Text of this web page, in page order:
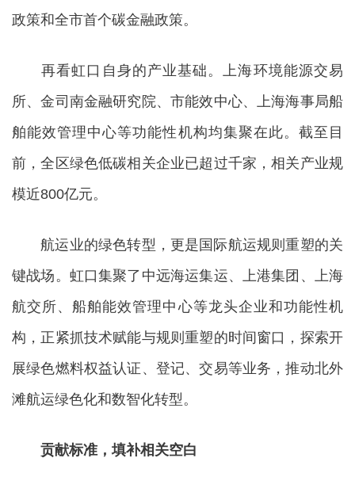
政策和全市首个碳金融政策。
再看虹口自身的产业基础。上海环境能源交易
所、金司南金融研究院、市能效中心、上海海事局船
舶能效管理中心等功能性机构均集聚在此。截至目
前，全区绿色低碳相关企业已超过千家，相关产业规
模近800亿元。
航运业的绿色转型，更是国际航运规则重塑的关
键战场。虹口集聚了中远海运集运、上港集团、上海
航交所、船舶能效管理中心等龙头企业和功能性机
构，正紧抓技术赋能与规则重塑的时间窗口，探索开
展绿色燃料权益认证、登记、交易等业务，推动北外
滩航运绿色化和数智化转型。
贡献标准，填补相关空白